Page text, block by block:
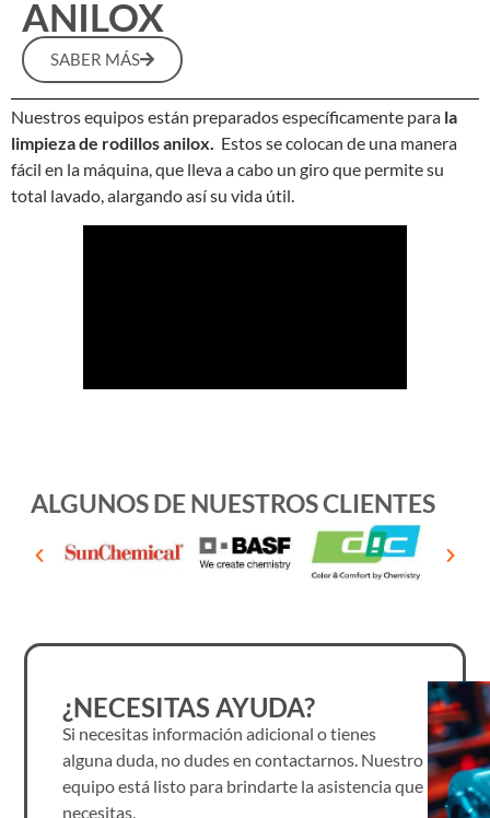
ANILOX
SABER MÁS
Nuestros equipos están preparados específicamente para la
limpieza de rodillos anilox. Estos se colocan de una manera
fácil en la máquina, que lleva a cabo un giro que permite su
total lavado, alargando así su vida útil.
ALGUNOS DE NUESTROS CLIENTES
¿NECESITAS AYUDA?
Si necesitas información adicional o tienes
alguna duda, no dudes en contactarnos. Nuestro
equipo está listo para brindarte la asistencia que
necesitas.